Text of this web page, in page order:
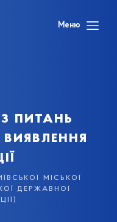
Меню
питань
міської
державної